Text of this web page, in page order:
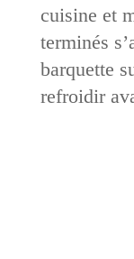
cuisine et
terminés
barquette
refroidir